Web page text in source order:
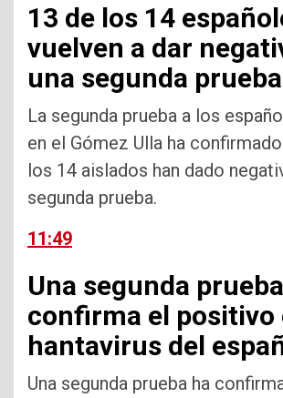
13 de los 14
vuelven a dar
una segunda prueba
La segunda prueba a los
en el Gómez Ulla ha
los 14 aislados han dado
segunda prueba.
11:49
Una segunda prueba
confirma el positivo
hantavirus del
Una segunda prueba ha